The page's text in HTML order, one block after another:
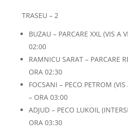
TRASEU – 2
BUZAU – PARCARE XXL (VIS A
02:00
RAMNICU SARAT – PARCARE
ORA 02:30
FOCSANI – PECO PETROM
– ORA 03:00
ADJUD – PECO LUKOIL
ORA 03:30